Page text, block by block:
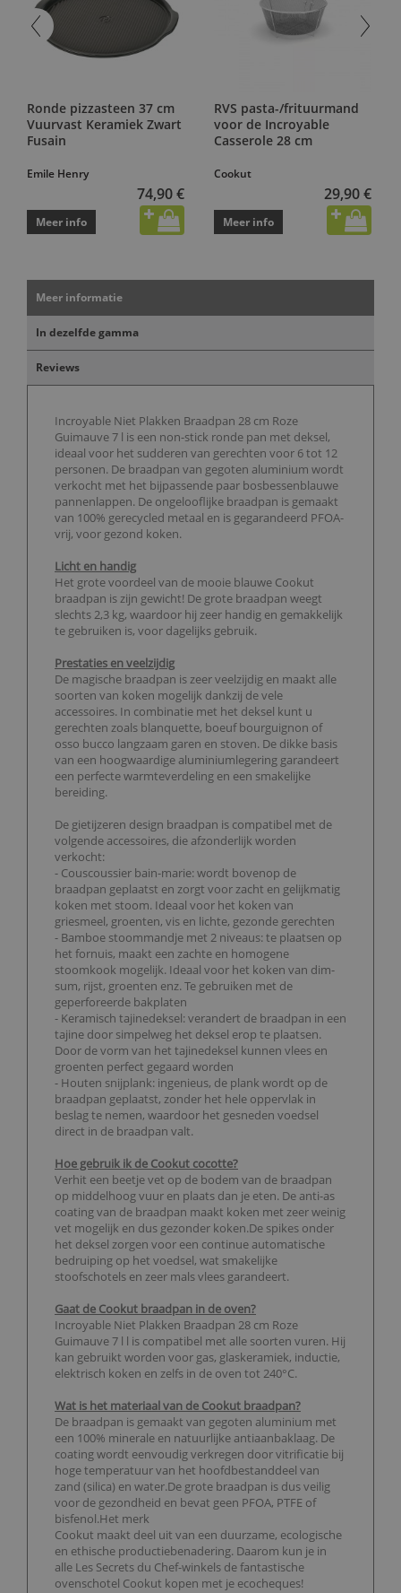
Ronde pizzasteen 37 cm
Vuurvast Keramiek Zwart
Fusain
Emile Henry
74,90 €
Meer info
RVS pasta-/frituurmand
voor de Incroyable
Casserole 28 cm
Cookut
29,90 €
Meer info
Meer informatie
In dezelfde gamma
Reviews
Incroyable Niet Plakken Braadpan 28 cm Roze
Guimauve 7 l is een non-stick ronde pan met deksel,
ideaal voor het sudderen van gerechten voor 6 tot 12
personen. De braadpan van gegoten aluminium wordt
verkocht met het bijpassende paar bosbessenblauwe
pannenlappen. De ongelooflijke braadpan is gemaakt
van 100% gerecycled metaal en is gegarandeerd PFOA-
vrij, voor gezond koken.
Licht en handig
Het grote voordeel van de mooie blauwe Cookut
braadpan is zijn gewicht! De grote braadpan weegt
slechts 2,3 kg, waardoor hij zeer handig en gemakkelijk
te gebruiken is, voor dagelijks gebruik.
Prestaties en veelzijdig
De magische braadpan is zeer veelzijdig en maakt alle
soorten van koken mogelijk dankzij de vele
accessoires. In combinatie met het deksel kunt u
gerechten zoals blanquette, boeuf bourguignon of
osso bucco langzaam garen en stoven. De dikke basis
van een hoogwaardige aluminiumlegering garandeert
een perfecte warmteverdeling en een smakelijke
bereiding.
De gietijzeren design braadpan is compatibel met de
volgende accessoires, die afzonderlijk worden
verkocht:
- Couscoussier bain-marie: wordt bovenop de
braadpan geplaatst en zorgt voor zacht en gelijkmatig
koken met stoom. Ideaal voor het koken van
griesmeel, groenten, vis en lichte, gezonde gerechten
- Bamboe stoommandje met 2 niveaus: te plaatsen op
het fornuis, maakt een zachte en homogene
stoomkook mogelijk. Ideaal voor het koken van dim-
sum, rijst, groenten enz. Te gebruiken met de
geperforeerde bakplaten
- Keramisch tajinedeksel: verandert de braadpan in een
tajine door simpelweg het deksel erop te plaatsen.
Door de vorm van het tajinedeksel kunnen vlees en
groenten perfect gegaard worden
- Houten snijplank: ingenieus, de plank wordt op de
braadpan geplaatst, zonder het hele oppervlak in
beslag te nemen, waardoor het gesneden voedsel
direct in de braadpan valt.
Hoe gebruik ik de Cookut cocotte?
Verhit een beetje vet op de bodem van de braadpan
op middelhoog vuur en plaats dan je eten. De anti-as
coating van de braadpan maakt koken met zeer weinig
vet mogelijk en dus gezonder koken.De spikes onder
het deksel zorgen voor een continue automatische
bedruiping op het voedsel, wat smakelijke
stoofschotels en zeer mals vlees garandeert.
Gaat de Cookut braadpan in de oven?
Incroyable Niet Plakken Braadpan 28 cm Roze
Guimauve 7 l l is compatibel met alle soorten vuren. Hij
kan gebruikt worden voor gas, glaskeramiek, inductie,
elektrisch koken en zelfs in de oven tot 240°C.
Wat is het materiaal van de Cookut braadpan?
De braadpan is gemaakt van gegoten aluminium met
een 100% minerale en natuurlijke antiaanbaklaag. De
coating wordt eenvoudig verkregen door vitrificatie bij
hoge temperatuur van het hoofdbestanddeel van
zand (silica) en water.De grote braadpan is dus veilig
voor de gezondheid en bevat geen PFOA, PTFE of
bisfenol.Het merk
Cookut maakt deel uit van een duurzame, ecologische
en ethische productiebenadering. Daarom kun je in
alle Les Secrets du Chef-winkels de fantastische
ovenschotel Cookut kopen met je ecocheques!